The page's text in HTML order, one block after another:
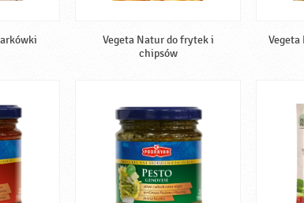
Vegeta Natur do frytek i
chipsów
Vegeta